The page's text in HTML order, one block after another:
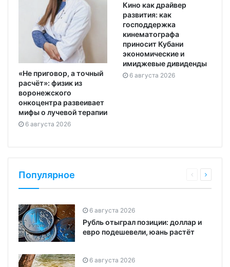
«Не приговор, а точный
расчёт»: физик из
воронежского
онкоцентра развеивает
мифы о лучевой терапии
6 августа 2026
Кино как драйвер
развития: как
господдержка
кинематографа
приносит Кубани
экономические и
имиджевые дивиденды
6 августа 2026
Популярное
6 августа 2026
Рубль отыграл позиции: доллар и
евро подешевели, юань растёт
6 августа 2026